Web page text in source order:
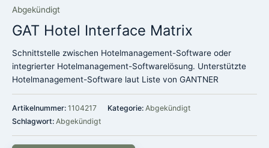
Abgekündigt
GAT Hotel Interface Matrix
Schnittstelle zwischen Hotelmanagement-Software oder
integrierter Hotelmanagement-Softwarelösung. Unterstützte
Hotelmanagement-Software laut Liste von GANTNER
Artikelnummer: 1104217 Kategorie: Abgekündigt
Schlagwort: Abgekündigt